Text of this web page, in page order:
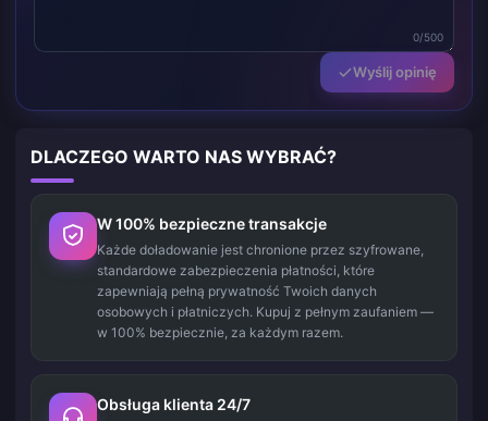
0/500
Wyślij opinię
DLACZEGO WARTO NAS WYBRAĆ?
W 100% bezpieczne transakcje
Każde doładowanie jest chronione przez szyfrowane,
standardowe zabezpieczenia płatności, które
zapewniają pełną prywatność Twoich danych
osobowych i płatniczych. Kupuj z pełnym zaufaniem —
w 100% bezpiecznie, za każdym razem.
Obsługa klienta 24/7